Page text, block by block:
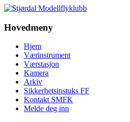
Hovedmeny
Hjem
Værinstrument
Værstasjon
Kamera
Arkiv
Sikkerhetsinstuks FF
Kontakt SMFK
Melde deg inn